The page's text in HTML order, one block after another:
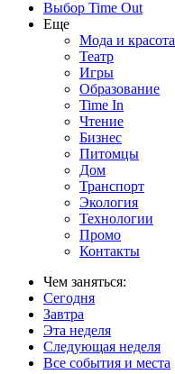
Выбор Time Out
Еще
Мода и красота
Театр
Игры
Образование
Time In
Чтение
Бизнес
Питомцы
Дом
Транспорт
Экология
Технологии
Промо
Контакты
Чем заняться:
Сегодня
Завтра
Эта неделя
Следующая неделя
Все события и места